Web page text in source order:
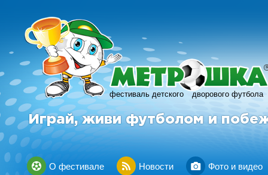
фестиваль детского дворового футбола
R
Играй, живи футболом и
О фестивале Новости Фото и видео